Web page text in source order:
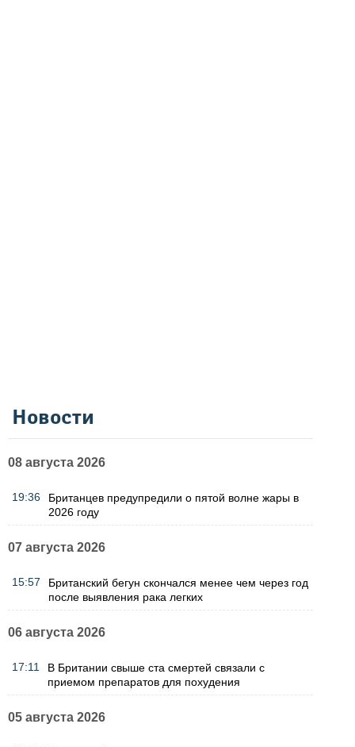
Новости
08 августа 2026
19:36
Британцев предупредили о пятой волне жары в
2026 году
07 августа 2026
15:57
Британский бегун скончался менее чем через год
после выявления рака легких
06 августа 2026
17:11
В Британии свыше ста смертей связали с
приемом препаратов для похудения
05 августа 2026